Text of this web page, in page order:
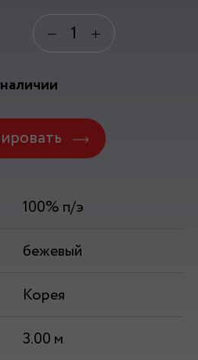
− +
100% п/э
бежевый
Корея
3.00 м